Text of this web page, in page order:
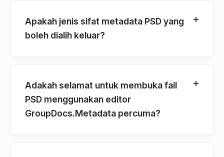
Apakah jenis sifat metadata PSD yang
boleh dialih keluar?
Adakah selamat untuk membuka fail
PSD menggunakan editor
GroupDocs.Metadata percuma?